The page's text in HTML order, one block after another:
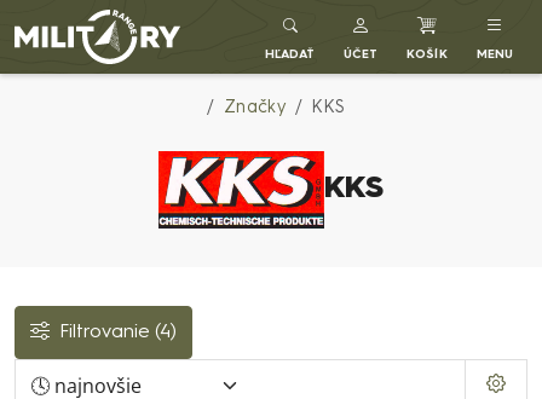
Army shop MILITARY RANGE SK
HĽADAŤ ÚČET KOŠÍK MENU
Značky KKS
KKS
Filtrovanie (4)